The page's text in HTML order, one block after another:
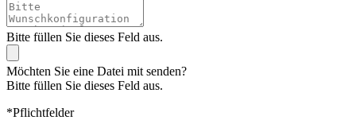
Bitte füllen Sie dieses Feld aus.
Möchten Sie eine Datei mit senden?
Bitte füllen Sie dieses Feld aus.
*Pflichtfelder